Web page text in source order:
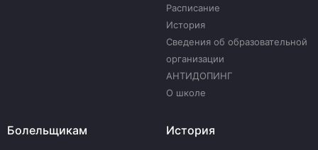
Расписание
История
Сведения об образовательной
организации
АНТИДОПИНГ
О школе
Болельщикам История